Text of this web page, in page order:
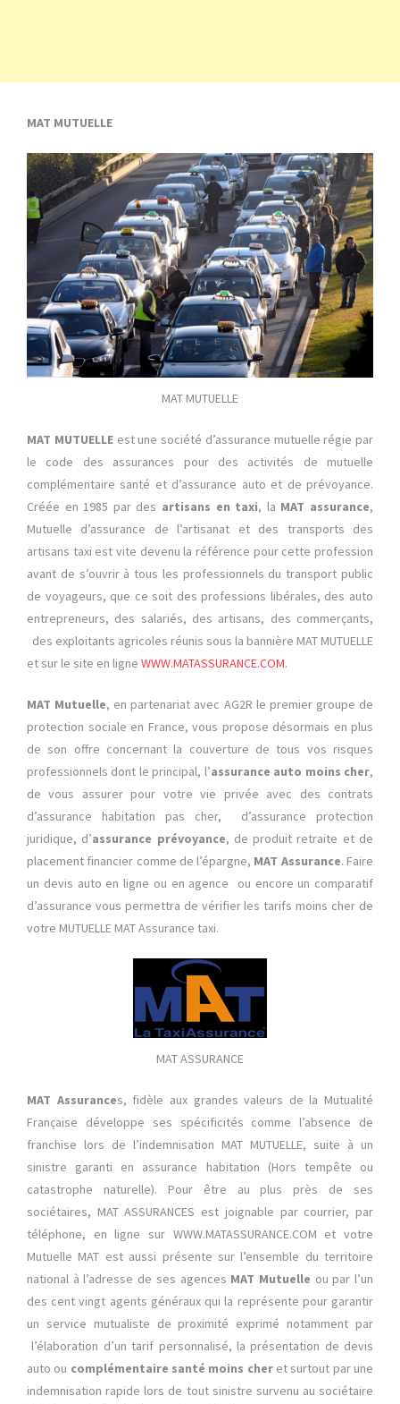
MAT MUTUELLE
MAT MUTUELLE
MAT MUTUELLEest une société d’assurance mutuelle régie par
le code des assurances pour des activités de mutuelle
complémentaire santé et d’assurance auto et de prévoyance.
Créée en 1985 par des artisans en taxi, la MAT assurance,
Mutuelle d’assurance de l’artisanat et des transports des
artisans taxi est vite devenu la référence pour cette profession
avant de s’ouvrir à tous les professionnels du transport public
de voyageurs, que ce soit des professions libérales, des auto
entrepreneurs, des salariés, des artisans, des commerçants,
des exploitants agricoles réunis sous la bannière MAT MUTUELLE
et sur le site en ligne WWW.MATASSURANCE.COM.
MAT Mutuelle, en partenariat avec AG2R le premier groupe de
protection sociale en France, vous propose désormais en plus
de son offre concernant la couverture de tous vos risques
professionnels dont le principal, l’assurance auto moins cher,
de vous assurer pour votre vie privée avec des contrats
d’assurance habitation pas cher, d’assurance protection
juridique, d’assurance prévoyance, de produit retraite et de
placement financier comme de l’épargne, MAT Assurance. Faire
un devis auto en ligne ou en agence ou encore un comparatif
d’assurance vous permettra de vérifier les tarifs moins cher de
votre MUTUELLE MAT Assurance taxi.
MAT ASSURANCE
MAT Assurances, fidèle aux grandes valeurs de la Mutualité
Française développe ses spécificités comme l’absence de
franchise lors de l’indemnisation MAT MUTUELLE, suite à un
sinistre garanti en assurance habitation (Hors tempête ou
catastrophe naturelle). Pour être au plus près de ses
sociétaires, MAT ASSURANCES est joignable par courrier, par
téléphone, en ligne sur WWW.MATASSURANCE.COM et votre
Mutuelle MAT est aussi présente sur l’ensemble du territoire
national à l’adresse de ses agences MAT Mutuelle ou par l’un
des cent vingt agents généraux qui la représente pour garantir
un service mutualiste de proximité exprimé notamment par
l’élaboration d’un tarif personnalisé, la présentation de devis
auto ou complémentaire santé moins cheret surtout par une
indemnisation rapide lors de tout sinistre survenu au sociétaire